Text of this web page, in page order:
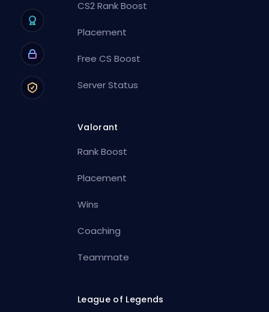
CS2 Rank Boost
Placement
Free CS Boost
Server Status
Valorant
Rank Boost
Placement
Wins
Coaching
Teammate
League of Legends